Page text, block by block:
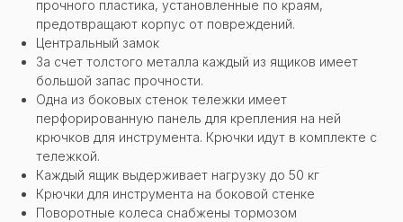
прочного пластика, установленные по краям,
предотвращают корпус от повреждений.
Центральный замок
За счет толстого металла каждый из ящиков имеет
большой запас прочности.
Одна из боковых стенок тележки имеет
перфорированную панель для крепления на ней
крючков для инструмента. Крючки идут в комплекте с
тележкой.
Каждый ящик выдерживает нагрузку до 50 кг
Крючки для инструмента на боковой стенке
Поворотные колеса снабжены тормозом